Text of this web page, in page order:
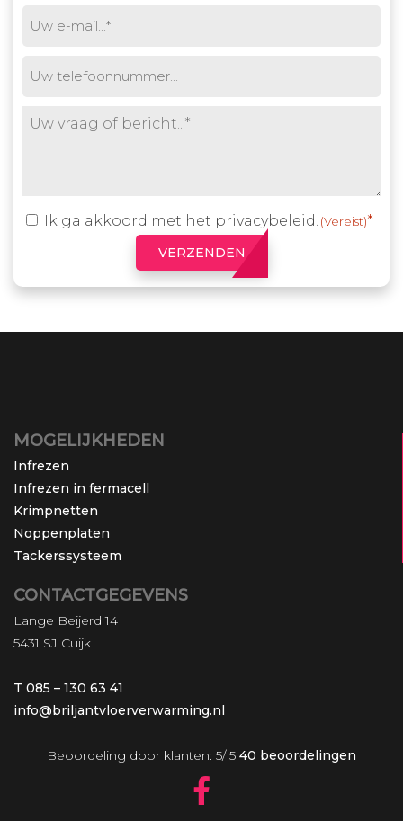
mail (Vereist)
Untitled (Vereist)
Toestemming(Vereist)
Ik ga akkoord met het privacybeleid. (Vereist)
VERZENDEN
MOGELIJKHEDEN
Infrezen
Infrezen in fermacell
Krimpnetten
Noppenplaten
Tackerssysteem
CONTACTGEGEVENS
Lange Beijerd 14
5431 SJ Cuijk
T 085 – 130 63 41
info@briljantvloerverwarming.nl
Beoordeling door klanten: 5/5 40 beoordelingen